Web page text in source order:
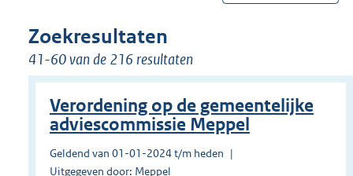
Zoekresultaten
41-60 van de 216 resultaten
Verordening op de gemeentelijke
adviescommissie Meppel
Geldend van 01-01-2024 t/m heden
Uitgegeven door: Meppel